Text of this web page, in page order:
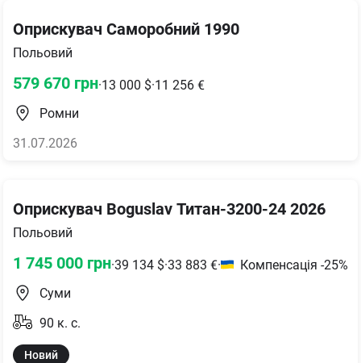
Оприскувач Саморобний 1990
Польовий
579 670 грн·13 000 $·11 256 €
Ромни
31.07.2026
Оприскувач Boguslav Титан-3200-24 2026
Польовий
1 745 000 грн·39 134 $·33 883 €·
Компенсація -25%
Суми
90 к. с.
Новий